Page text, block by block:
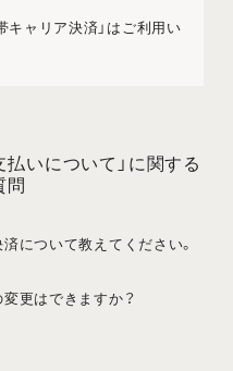
キャリア決済」はご利用い
払いについて」に関する
問
について教えてください。
変更はできますか？